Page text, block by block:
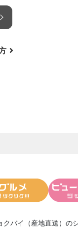
クバイ（産地直送） の